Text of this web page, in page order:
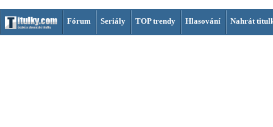
Fórum Seriály TOP trendy Hlasování Nahrát